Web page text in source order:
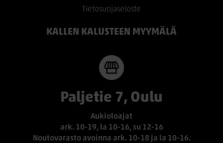
Tietosuojaseloste
KALLEN KALUSTEEN MYYMÄLÄ
Paljetie 7, Oulu
Aukioloajat
ark. 10-19, la 10-16, su 12-16
Noutovarasto avoinna ark. 10-18 ja la 10-16.